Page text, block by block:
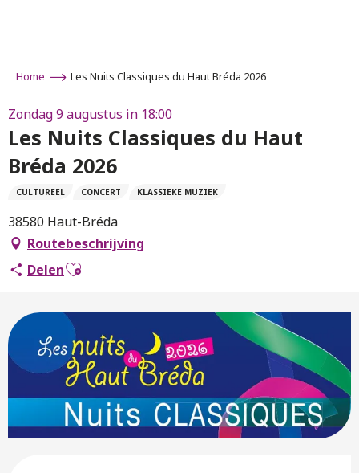
Home Les Nuits Classiques du Haut Bréda 2026
Zondag 9 augustus in 18:00
Les Nuits Classiques du Haut
Bréda 2026
CULTUREEL CONCERT KLASSIEKE MUZIEK
38580 Haut-Bréda
Routebeschrijving
DelenAjouter aux favoris